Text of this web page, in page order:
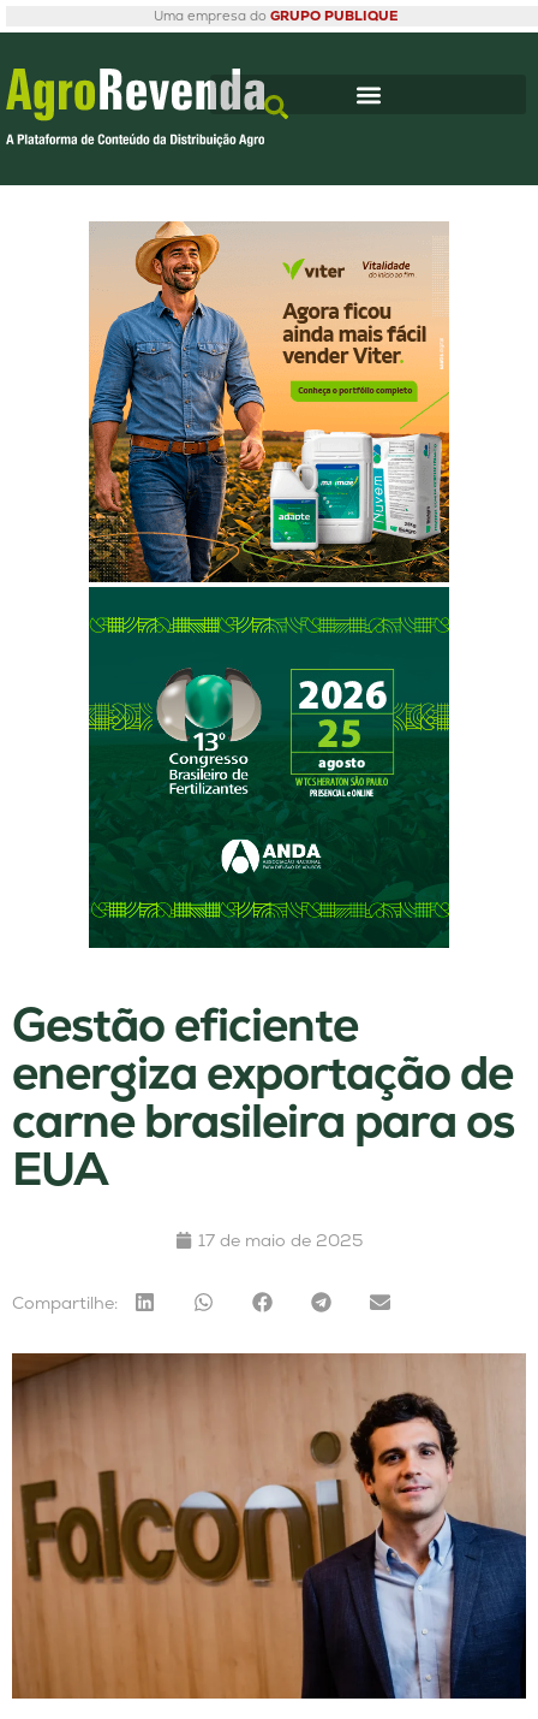
Uma empresa do GRUPO PUBLIQUE
Gestão eficiente
energiza exportação de
carne brasileira para os
EUA
17 de maio de 2025
Compartilhe: